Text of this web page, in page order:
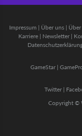
Impressum | Über uns|
Karriere | Newsletter |
GameStar|
Twitter |
Copyright ©